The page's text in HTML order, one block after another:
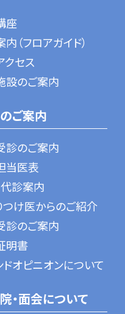
座
（フロアガイド）
クセス
設のご案内
ご案内
診のご案内
当医表
代診案内
つけ医からのご紹介
診のご案内
明書
ドオピニオンについて
・面会について